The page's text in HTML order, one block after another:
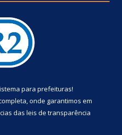
para prefeituras!
onde garantimos em
das leis de transparência